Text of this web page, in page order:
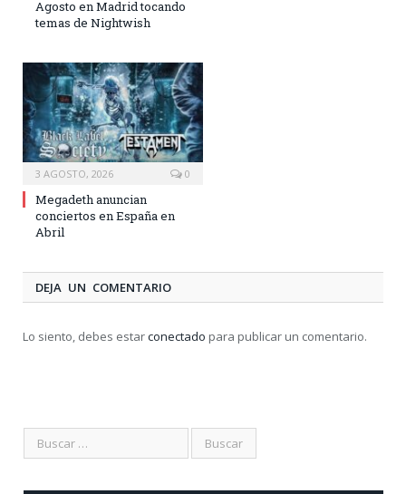
Agosto en Madrid tocando
temas de Nightwish
3 AGOSTO, 2026 0
Megadeth anuncian
conciertos en España en
Abril
DEJA UN COMENTARIO
Lo siento, debes estarconectado para publicar un comentario.